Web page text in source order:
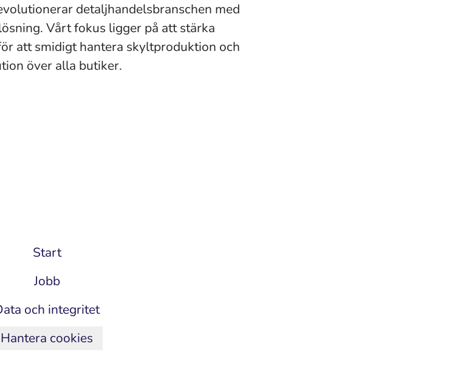
detaljhandelsbranschen med
Vårt fokus ligger på att stärka
att smidigt hantera skyltproduktion och
över alla butiker.
Start
Jobb
och integritet
Hantera cookies